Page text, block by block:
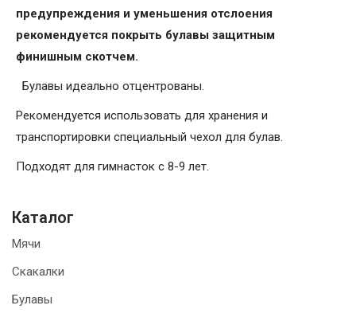
предупреждения и уменьшения отслоения
рекомендуется покрыть булавы защитным
финишным скотчем.
Булавы идеально отцентрованы.
Рекомендуется использовать для хранения и
транспортировки специальный чехол для булав.
Подходят для гимнасток с 8-9 лет.
Каталог
Мячи
Скакалки
Булавы